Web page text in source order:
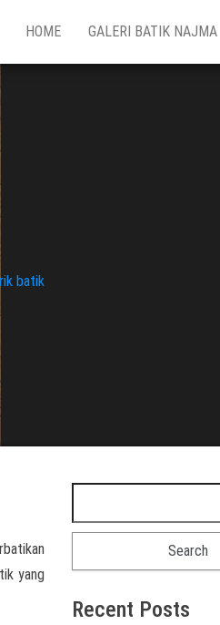
HOME GALERI BATIK NAJMA
batik
yang
Recent Posts